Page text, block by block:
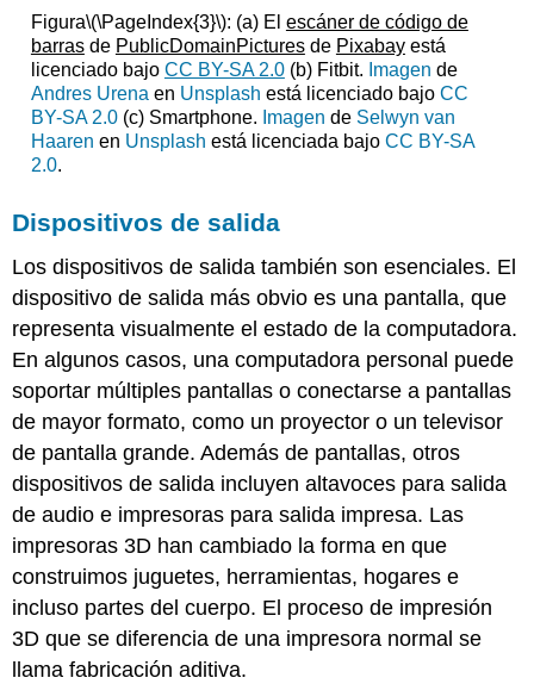
Figura\(\PageIndex{3}\): (a) El escáner de código de
barrasde PublicDomainPicturesde Pixabayestá
licenciado bajo CC BY-SA 2.0(b) Fitbit. Imagen de
Andres Urena en Unsplash está licenciado bajo CC
BY-SA 2.0(c) Smartphone. Imagen de Selwyn van
Haaren en Unsplash está licenciada bajo CC BY-SA
2.0.
Dispositivos de salida
Los dispositivos de salida también son esenciales. El
dispositivo de salida más obvio es una pantalla, que
representa visualmente el estado de la computadora.
En algunos casos, unacomputadora personal puede
soportar múltiples pantallas o conectarse a pantallas
de mayor formato, como un proyector o un televisor
de pantalla grande. Además de pantallas, otros
dispositivos de salida incluyen altavoces para salida
de audio e impresoras para salida impresa. Las
impresoras 3D han cambiado la forma en que
construimos juguetes, herramientas, hogares e
incluso partes del cuerpo. El proceso de impresión
3D que se diferencia de una impresora normal se
llama fabricación aditiva.